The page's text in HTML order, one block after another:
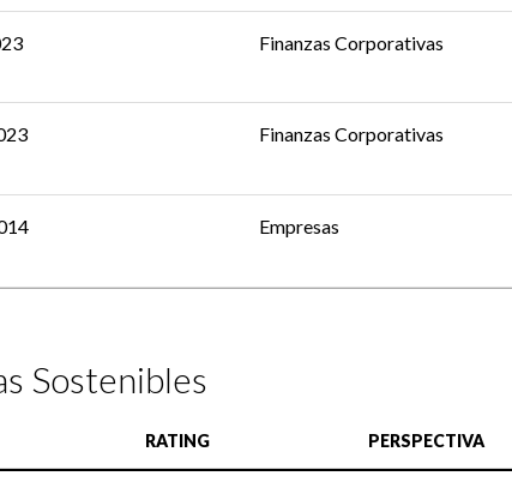
Finanzas Corporativas
Finanzas Corporativas
Empresas
Sostenibles
RATING PERSPECTIVA